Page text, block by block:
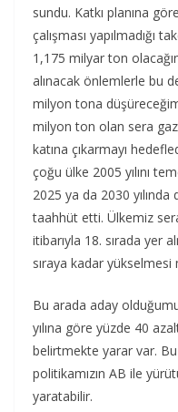
sundu. Katkı planına
çalışması yapılmadığı
1,175 milyar ton
alınacak önlemlerle bu
milyon tona
milyon ton olan sera gazı
katına çıkarmayı
çoğu ülke 2005 yılını
2025 ya da 2030
taahhüt etti. Ülkemiz sera
itibarıyla 18. sırada yer
sıraya kadar yükselmesi
Bu arada aday
yılına göre yüzde 40
belirtmekte yarar var.
politikamızın AB ile
yaratabilir.